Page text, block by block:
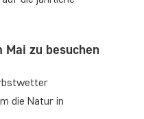
Mai zu besuchen
die Natur in